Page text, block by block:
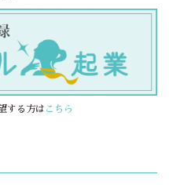
する方は こちら